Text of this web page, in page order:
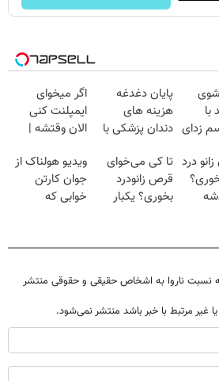
زدای
پایان دغدغه
هزینه های
دندان پزشکی با
خانگی
اگر میخوای
ایمپلنت کنی
الان وقتشه |
میلیون تومان!!!
درد تا کی می‌خوای
قرص زانودرد
بخوری؟ یکبار
ویدیو هولناک از
جوان کارتن
خوابی که
نسبت ناروا به اشخاص حقیقی و حقوقی منتشر
غیر مرتبط با خبر باشد منتشر نمی‌شود.